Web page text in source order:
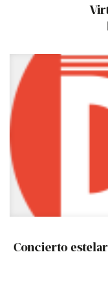
Concierto